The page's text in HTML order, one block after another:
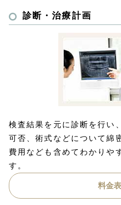
診断・治療計画
検査結果を元に診断を行い
可否、術式などについて綿
費用なども含めてわかりや
す。
料金表